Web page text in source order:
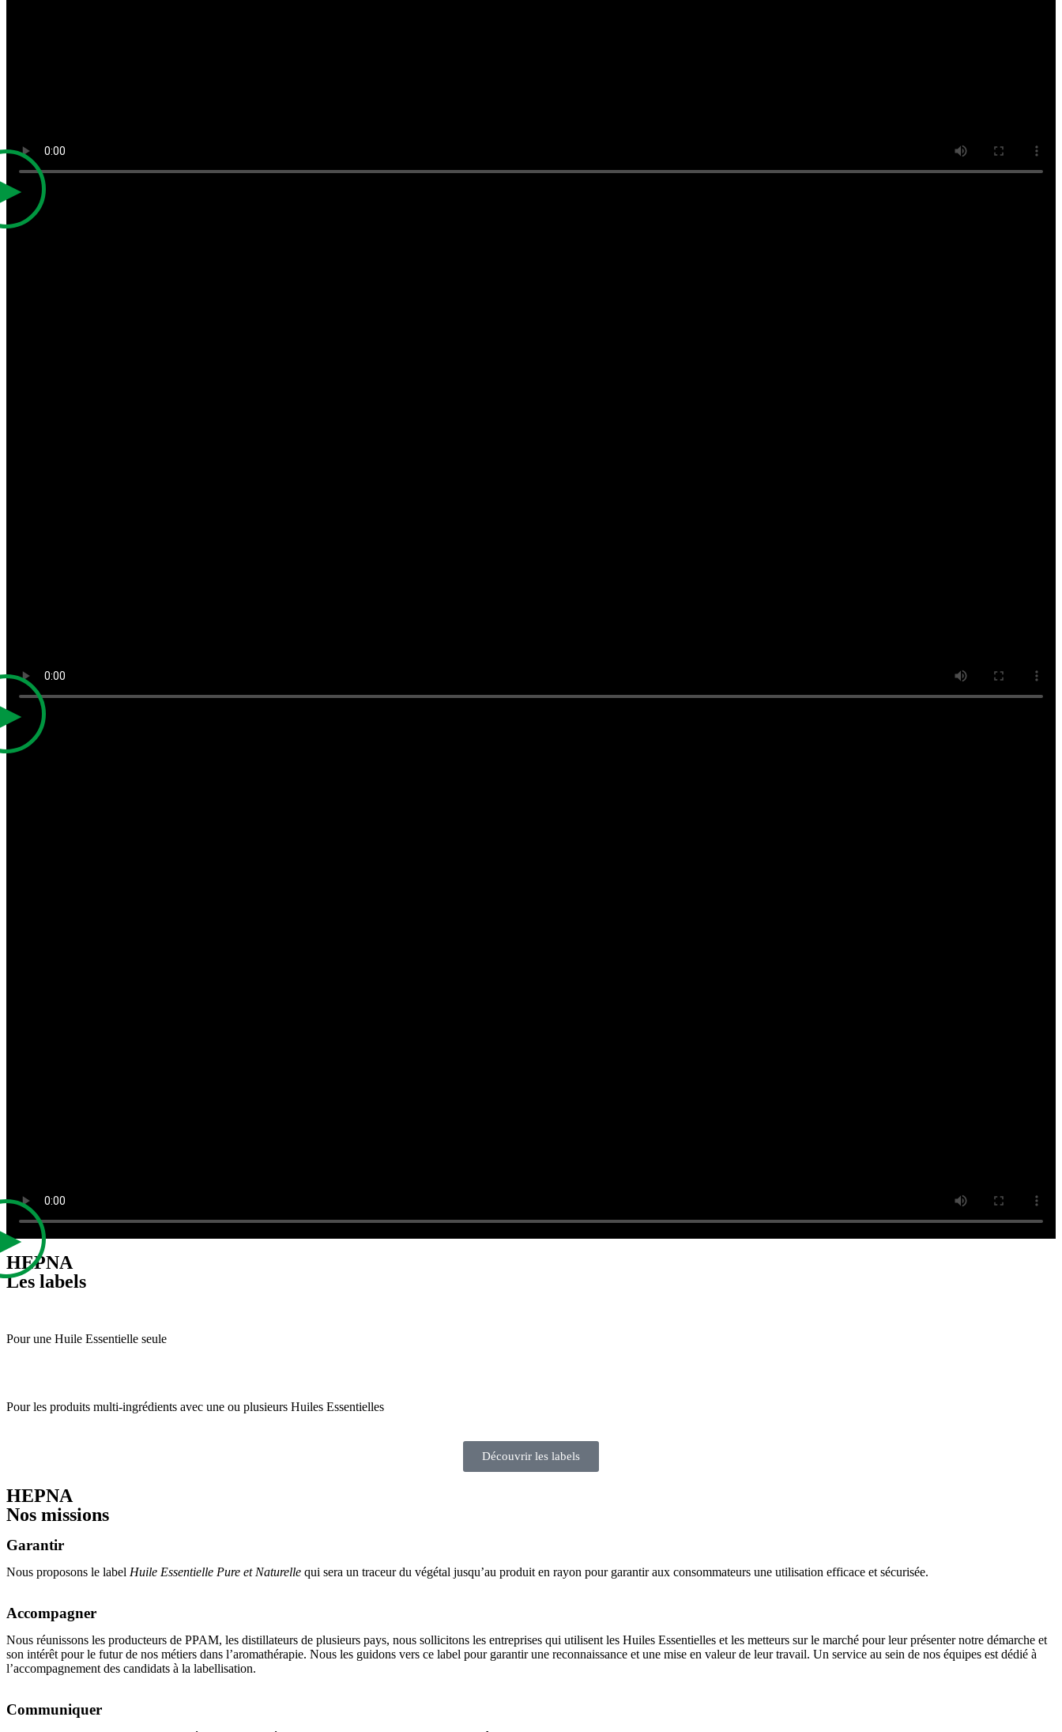
HEPNA
Les labels
Pour une Huile Essentielle seule
Pour les produits multi-ingrédients avec une ou plusieurs Huiles Essentielles
Découvrir les labels
HEPNA
Nos missions
Garantir
Nous proposons le label Huile Essentielle Pure et Naturelle qui sera un traceur du végétal jusqu’au produit en rayon pour garantir aux consommateurs une utilisation efficace et sécurisée.
Accompagner
Nous réunissons les producteurs de PPAM, les distillateurs de plusieurs pays, nous sollicitons les entreprises qui utilisent les Huiles Essentielles et les metteurs sur le marché pour leur présenter notre démarche et
son intérêt pour le futur de nos métiers dans l’aromathérapie. Nous les guidons vers ce label pour garantir une reconnaissance et une mise en valeur de leur travail. Un service au sein de nos équipes est dédié à
l’accompagnement des candidats à la labellisation.
Communiquer